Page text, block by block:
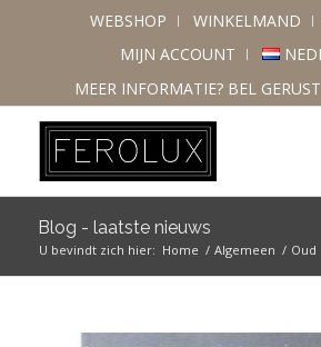
WEBSHOP WINKELMAND
MIJN ACCOUNT
MEER INFORMATIE? BEL
Blog - laatste nieuws
U bevindt zich hier: Home / Algemeen / Oud